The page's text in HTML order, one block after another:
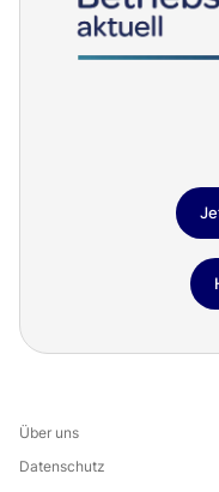
Über uns
Datenschutz